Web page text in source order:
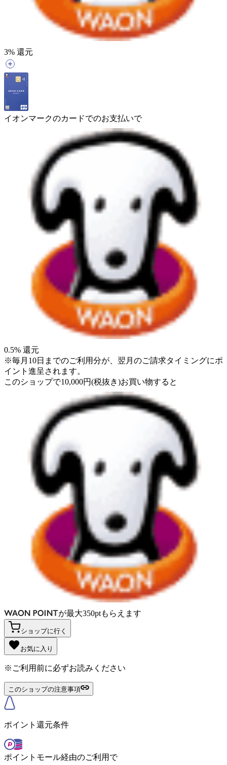
3% 還元
イオンマークのカードでのお支払いで
0.5% 還元
※毎月10日までのご利用分が、翌月のご請求タイミングにポ
イント進呈されます。
このショップで10,000円(税抜き)お買い物すると
が最大350ptもらえます
ショップに行く
お気に入り
※ご利用前に必ずお読みください
このショップの注意事項
ポイント還元条件
ポイントモール経由のご利用で